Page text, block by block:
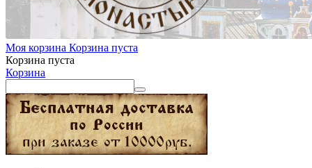
Моя корзина Корзина пуста
Корзина пуста
Корзина